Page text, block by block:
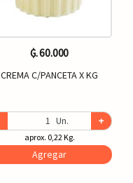
₲. 60.000
CREMA C/PANCETA X KG
Un. +
aprox. 0,22 Kg.
Agregar